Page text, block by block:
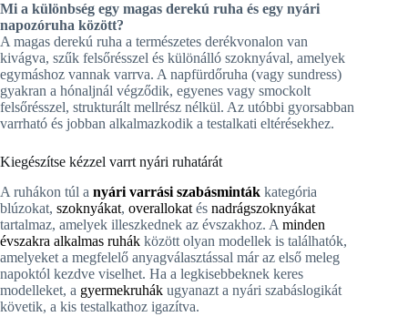
Mi a különbség egy magas derekú ruha és egy nyári
napozóruha között?
A magas derekú ruha a természetes derékvonalon van
kivágva, szűk felsőrésszel és különálló szoknyával, amelyek
egymáshoz vannak varrva. A napfürdőruha (vagy sundress)
gyakran a hónaljnál végződik, egyenes vagy smockolt
felsőrésszel, strukturált mellrész nélkül. Az utóbbi gyorsabban
varrható és jobban alkalmazkodik a testalkati eltérésekhez.
Kiegészítse kézzel varrt nyári ruhatárát
A ruhákon túl a nyári varrási szabásminták kategória
blúzokat, szoknyákat, overallokat és nadrágszoknyákat
tartalmaz, amelyek illeszkednek az évszakhoz. A minden
évszakra alkalmas ruhák között olyan modellek is találhatók,
amelyeket a megfelelő anyagválasztással már az első meleg
napoktól kezdve viselhet. Ha a legkisebbeknek keres
modelleket, a gyermekruhák ugyanazt a nyári szabáslogikát
követik, a kis testalkathoz igazítva.